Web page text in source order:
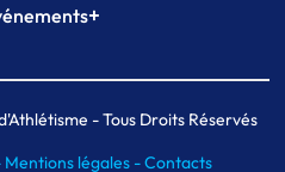
Formation
+
Paris indoor
de Paris- Tous Droits Réservés
Mentions légales -Contacts